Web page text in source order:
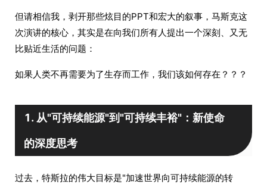
但请相信我，剥开那些炫目的PPT和宏大的叙事，马斯克这
次演讲的核心，其实是在向我们所有人提出一个深刻、又无
比贴近生活的问题：
如果人类不再需要为了生存而工作，我们该如何存在？？？
1. 从"可持续能源"到"可持续丰裕"：新使命
的深度思考
过去，特斯拉的伟大目标是"加速世界向可持续能源的转